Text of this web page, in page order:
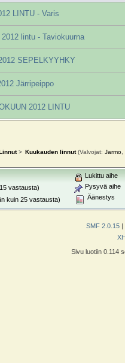
LINTU - Varis
lintu - Taviokuurna
SEPELKYYHKY
Järripeippo
2012 LINTU
> Kuukauden linnut(Valvojat: Jarmo,
vastausta)
kuin 25 vastausta)
Lukittu aihe
Pysyvä aihe
Äänestys
SMF 2.0.15
Sivu luotiin 0.114